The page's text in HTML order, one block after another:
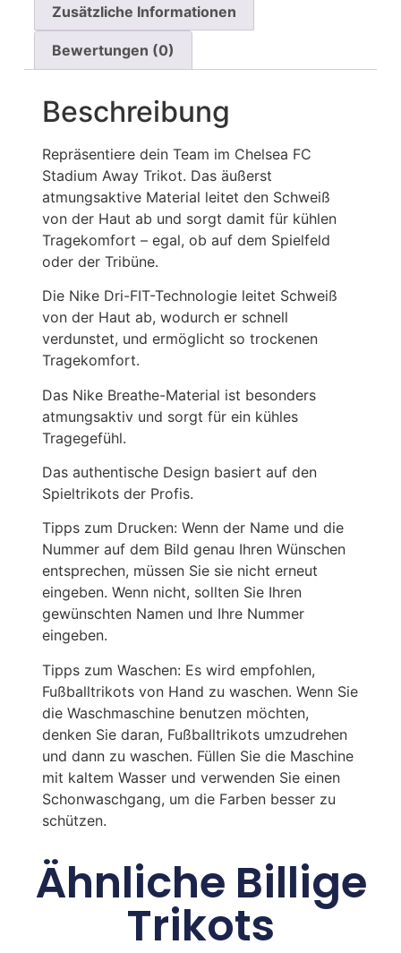
Zusätzliche Informationen
Bewertungen (0)
Beschreibung
Repräsentiere dein Team im Chelsea FC
Stadium Away Trikot. Das äußerst
atmungsaktive Material leitet den Schweiß
von der Haut ab und sorgt damit für kühlen
Tragekomfort – egal, ob auf dem Spielfeld
oder der Tribüne.
Die Nike Dri-FIT-Technologie leitet Schweiß
von der Haut ab, wodurch er schnell
verdunstet, und ermöglicht so trockenen
Tragekomfort.
Das Nike Breathe-Material ist besonders
atmungsaktiv und sorgt für ein kühles
Tragegefühl.
Das authentische Design basiert auf den
Spieltrikots der Profis.
Tipps zum Drucken: Wenn der Name und die
Nummer auf dem Bild genau Ihren Wünschen
entsprechen, müssen Sie sie nicht erneut
eingeben. Wenn nicht, sollten Sie Ihren
gewünschten Namen und Ihre Nummer
eingeben.
Tipps zum Waschen: Es wird empfohlen,
Fußballtrikots von Hand zu waschen. Wenn Sie
die Waschmaschine benutzen möchten,
denken Sie daran, Fußballtrikots umzudrehen
und dann zu waschen. Füllen Sie die Maschine
mit kaltem Wasser und verwenden Sie einen
Schonwaschgang, um die Farben besser zu
schützen.
Ähnliche Billige
Trikots